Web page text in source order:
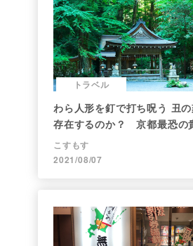
トラベル
わら人形を釘で打ち呪う 丑
存在するのか？ 京都最恐の
調べた
こすもす
2021/08/07